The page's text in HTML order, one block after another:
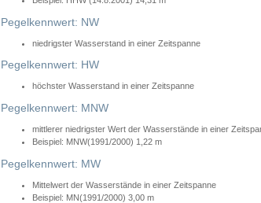
Pegelkennwert: NW
niedrigster Wasserstand in einer Zeitspanne
Pegelkennwert: HW
höchster Wasserstand in einer Zeitspanne
Pegelkennwert: MNW
mittlerer niedrigster Wert der Wasserstände in einer
Beispiel: MNW(1991/2000) 1,22 m
Pegelkennwert: MW
Mittelwert der Wasserstände in einer Zeitspanne
Beispiel: MN(1991/2000) 3,00 m